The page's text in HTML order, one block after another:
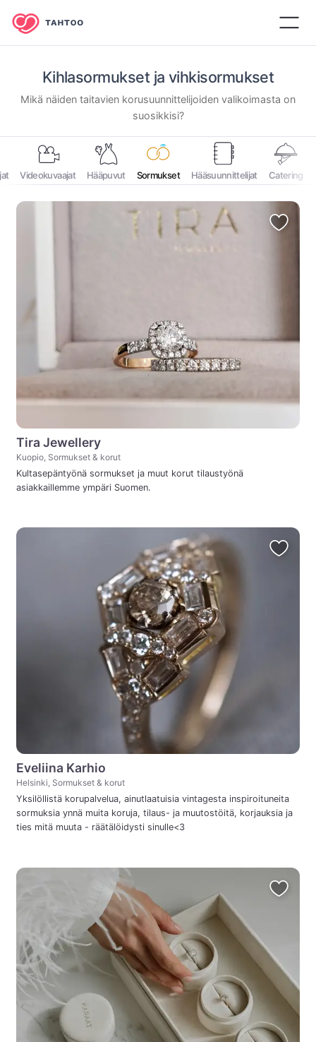
Kihlasormukset ja vihkisormukset
Mikä näiden taitavien korusuunnittelijoiden valikoimasta on
suosikkisi?
Videokuvaajat Hääpuvut Sormukset Hääsuunnittelijat Catering
Tira Jewellery
Kuopio, Sormukset & korut
Kultasepäntyönä sormukset ja muut korut tilaustyönä
asiakkaillemme ympäri Suomen.
Eveliina Karhio
Helsinki, Sormukset & korut
Yksilöllistä korupalvelua, ainutlaatuisia vintagesta inspiroituneita
sormuksia ynnä muita koruja, tilaus- ja muutostöitä, korjauksia ja
ties mitä muuta - räätälöidysti sinulle<3